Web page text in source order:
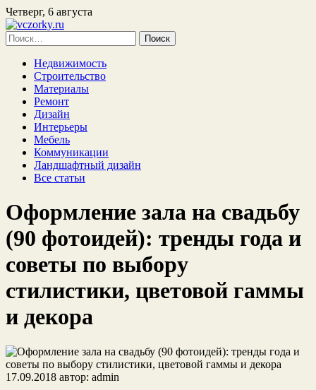
Четверг, 6 августа
Найти:
Недвижимость
Строительство
Материалы
Ремонт
Дизайн
Интерьеры
Мебель
Коммуникации
Ландшафтный дизайн
Все статьи
Оформление зала на свадьбу
(90 фотоидей): тренды года и
советы по выбору
стилистики, цветовой гаммы
и декора
17.09.2018 автор: admin